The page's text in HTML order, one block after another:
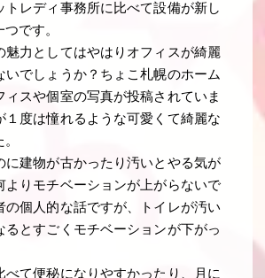
トレディ事務所に比べて設備が新し
です。
魅力としてはやはりオフィスが綺麗
いでしょうか？ちょこ札幌のホーム
ィスや個室の写真が投稿されていま
１度は憧れるような可愛くて綺麗な
に建物が古かったり汚いとやる気が
よりモチベーションが上がらないで
個人的な話ですが、トイレが汚い
るとすごくモチベーションが下がっ
べて便秘になりやすかったり、月に